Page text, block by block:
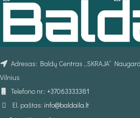
Adresas: Baldų Centras „SKRAJA“
Vilnius
Telefono nr.: +37063333381
El. paštas: info@baldaila.lt